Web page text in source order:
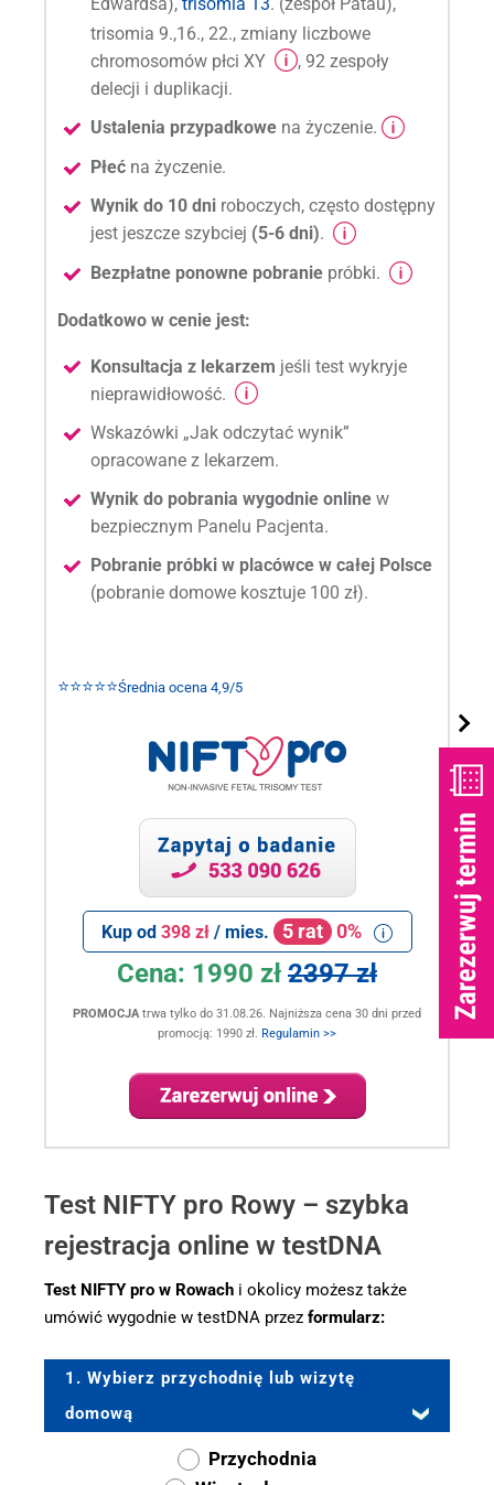
trisomia 9.,16., 22., zmiany liczbowe
chromosomów płci XY
, 92 zespoły
delecji i duplikacji.
Ustalenia przypadkowe na życzenie.
Płeć na życzenie.
Wynik do 10 dni roboczych, często dostępny
jest jeszcze szybciej (5-6 dni).
Bezpłatne ponowne pobranie próbki.
Dodatkowo w cenie jest:
Konsultacja z lekarzem jeśli test wykryje
nieprawidłowość.
Wskazówki „Jak odczytać wynik”
opracowane z lekarzem.
Wynik do pobrania wygodnie online w
bezpiecznym Panelu Pacjenta.
Pobranie próbki w placówce w całej Polsce
(pobranie domowe kosztuje 100 zł).
⭐⭐⭐⭐⭐Średnia ocena 4,9/5
Kup od 398 zł/ mies. 5 rat 0%
Cena: 1990 zł 2397 zł
PROMOCJAtrwa tylko do 31.08.26. Najniższa cena 30 dni przed
promocją: 1990 zł. Regulamin >>
Test NIFTY pro Rowy – szybka
rejestracja online w testDNA
Test NIFTY pro w Rowach i okolicy możesz także
umówić wygodnie w testDNA przez formularz:
1. Wybierz przychodnię lub wizytę
domową
Przychodnia